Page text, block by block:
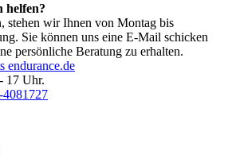
helfen?
stehen wir Ihnen von Montag bis
Sie können uns eine E-Mail schicken
persönliche Beratung zu erhalten.
endurance.de
17 Uhr.